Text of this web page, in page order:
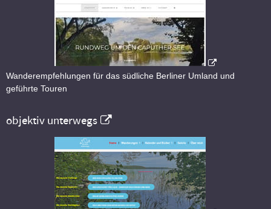
Wanderempfehlungen für das südliche Berliner Umland und
geführte Touren
objektiv unterwegs